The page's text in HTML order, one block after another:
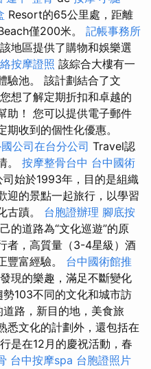
Resort的65公里處，距離
僅200米。 記帳事務所
地區提供了購物和娛樂選
按摩證照 該綜合大樓有一
驗池。 該計劃結合了文
想了解定期折扣和卓越的
助！ 您可以提供電子郵件
收到的個性化優惠。
公司在台分公司 Travel認
。 按摩整骨台中 台中國術
司始於1993年，目的是組織
迎的景點一起旅行，以學習
古蹟。 台胞證辦理 腳底按
的道路為“文化巡遊”的原
者，高質量（3-4星級）酒
豐富經驗。 台中國術館推
現的樂趣，滿足不斷變化
103不同的文化和城市訪
路，新目的地，美食旅
悉文化的計劃外，還包括在
是在12月的慶祝活動，春
台中按摩spa 台胞證照片